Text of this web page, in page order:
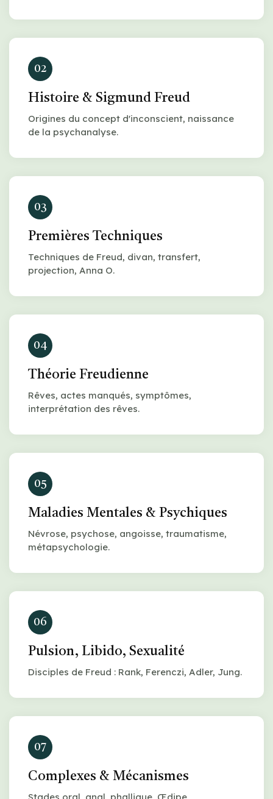
02
Histoire & Sigmund Freud
Origines du concept d'inconscient, naissance
de la psychanalyse.
03
Premières Techniques
Techniques de Freud, divan, transfert,
projection, Anna O.
04
Théorie Freudienne
Rêves, actes manqués, symptômes,
interprétation des rêves.
05
Maladies Mentales & Psychiques
Névrose, psychose, angoisse, traumatisme,
métapsychologie.
06
Pulsion, Libido, Sexualité
Disciples de Freud : Rank, Ferenczi, Adler, Jung.
07
Complexes & Mécanismes